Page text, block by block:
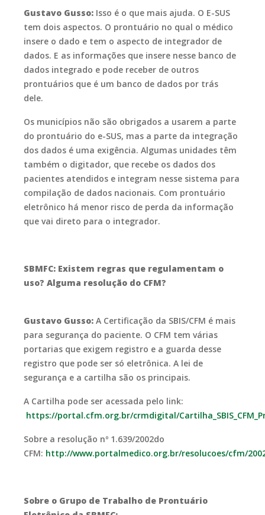
Gustavo Gusso: Isso é o que mais ajuda. O E-SUS
tem dois aspectos. O prontuário no qual o médico
insere o dado e tem o aspecto de integrador de
dados. E as informações que insere nesse banco de
dados integrado e pode receber de outros
prontuários que é um banco de dados por trás
dele.
Os municípios não são obrigados a usarem a parte
do prontuário do e-SUS, mas a parte da integração
dos dados é uma exigência. Algumas unidades têm
também o digitador, que recebe os dados dos
pacientes atendidos e integram nesse sistema para
compilação de dados nacionais. Com prontuário
eletrônico há menor risco de perda da informação
que vai direto para o integrador.
SBMFC: Existem regras que regulamentam o
uso? Alguma resolução do CFM?
Gustavo Gusso:A Certificação da SBIS/CFM é mais
para segurança do paciente. O CFM tem várias
portarias que exigem registro e a guarda desse
registro que pode ser só eletrônica. A lei de
segurança e a cartilha são os principais.
A Cartilha pode ser acessada pelo link:
https://portal.cfm.org.br/crmdigital/
Sobre a resolução nº 1.639/2002do
CFM: http://www.portalmedico.org.br/resolucoes/cfm/
Sobre o Grupo de Trabalho de Prontuário